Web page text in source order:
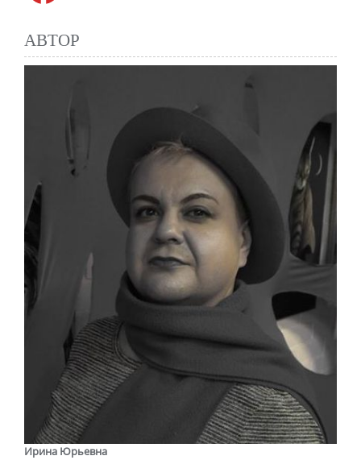
АВТОР
Ирина Юрьевна